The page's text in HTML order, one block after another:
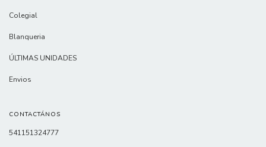
Colegial
Blanqueria
ÚLTIMAS UNIDADES
Envios
CONTACTÁNOS
541151324777